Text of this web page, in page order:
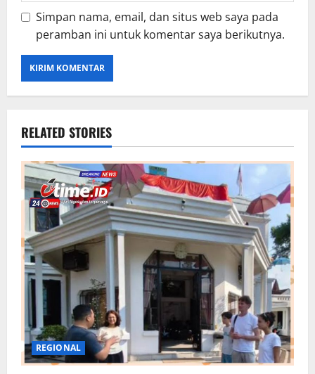
Simpan nama, email, dan situs web saya pada
peramban ini untuk komentar saya berikutnya.
RELATED STORIES
REGIONAL